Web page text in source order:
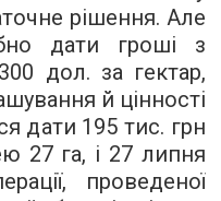
рішення. Але
дати гроші з
дол. за гектар,
й цінності
дати 195 тис. грн
27 га, і 27 липня
проведеної